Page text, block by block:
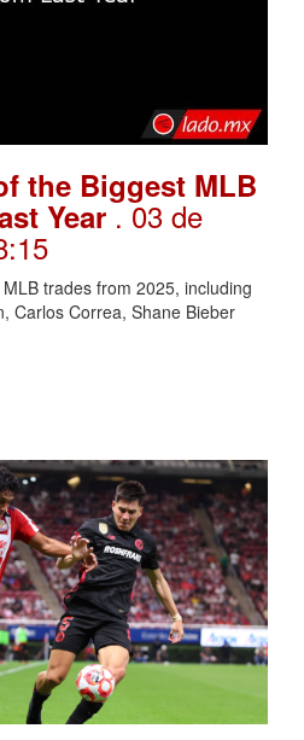
the Biggest MLB
Year. 03 de
trades from 2025, including
Carlos Correa, Shane Bieber